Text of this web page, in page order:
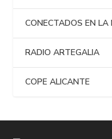
CONECTADOS EN
RADIO ARTEGALIA
COPE ALICANTE